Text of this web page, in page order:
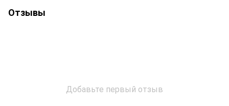
Отзывы
Добавьте первый отзыв